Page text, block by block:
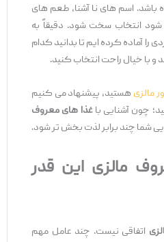
اسم‌ های نا آشنا، طعم ‌های
انتخاب سخت شود. دقیقاً به
آماده کرده ‌ایم تا بدانید کدام
با خیال راحت انتخاب کنید.
مالزیهستید، پیشنهاد می‌ کنیم
چون آشنایی باغذا های معروف
چند برابر لذت ‌بخش ‌تر شود.
مالزی این‌ قدر
اتفاقی نیست. چند عامل مهم